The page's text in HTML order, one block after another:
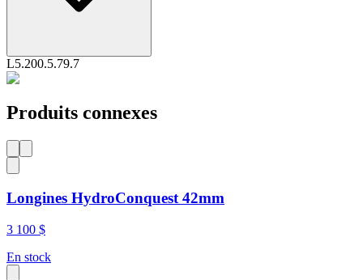
L5.200.5.79.7
Produits connexes
Longines HydroConquest 42mm
3 100 $
En stock